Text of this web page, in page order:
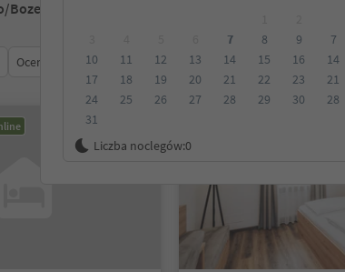
7 8
9
10
11 12 13 14 15
16
17
18 19 20 21 22
23
24
25 26 27 28 29
30
31
7
14
21
28
Liczba noclegów:0
Bozen
Ocena Kategoria Opcje wyżywienia